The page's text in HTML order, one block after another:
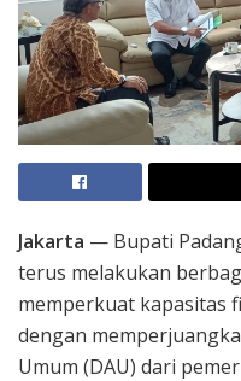
Jakarta — Bupati
terus melakukan
memperkuat kapasitas
dengan
Umum (DAU) dari